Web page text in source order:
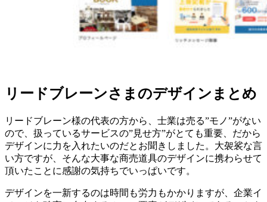
リードブレーンさまのデザインまとめ
リードブレーン様の代表の方から、士業は売る”モノ”がない
ので、扱っているサービスの”見せ方”がとても重要、だから
デザインに力を入れたいのだとお聞きしました。大袈裟な言
い方ですが、そんな大事な商売道具のデザインに携わらせて
頂いたことに感謝の気持ちでいっぱいです。
デザインを一新するのは時間も労力もかかりますが、企業イ